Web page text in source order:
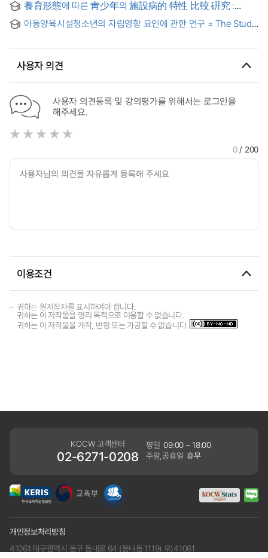
Parental Childcare Attitude : Focused on the APT the
Active Parenting Today Model-Focused Parental Childcare
System based on Convention on the Rights of the Child
養育形態에 따른 靑少年의 施設病的 特性 比較 硏究 :
특성 비교 연구
아동양육시설청소년의 자립영향 요인에 관한 연구 = The Study
사용자 의견
사용자 의견등록 및 강의평가를 위해서는 로그인을
해주세요.
0/ 200
이용조건
귀하는 원저작자를 표시하여야 합니다.
귀하는 이 저작물을 영리 목적으로 이용할 수 없습니다.
귀하는 이 저작물을 개작, 변형 또는 가공할 수 없습니다.
KOCW 고객센터
02-6271-0208
평일 09:00 ~ 18:00
주말,공휴일 휴무
개인정보처리방침
41061 대구광역시 동구 동내로 64 (동내동 1119) 우)41061